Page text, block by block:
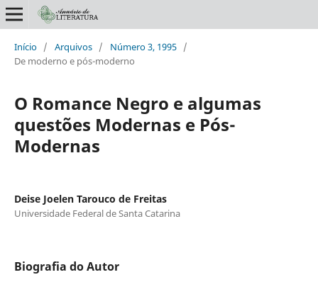
Início / Arquivos / Número 3, 1995 /
De moderno e pós-moderno
O Romance Negro e algumas
questões Modernas e Pós-
Modernas
Deise Joelen Tarouco de Freitas
Universidade Federal de Santa Catarina
Biografia do Autor